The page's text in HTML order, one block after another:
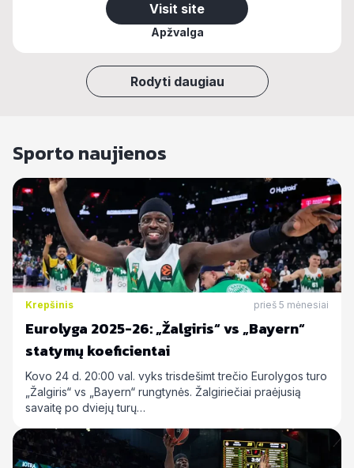
Visit site
Apžvalga
Rodyti daugiau
Sporto naujienos
Krepšinis prieš 5 mėnesiai
Eurolyga 2025-26: „Žalgiris“ vs „Bayern“
statymų koeficientai
Kovo 24 d. 20:00 val. vyks trisdešimt trečio Eurolygos turo
„Žalgiris“ vs „Bayern“ rungtynės. Žalgiriečiai praėjusią
savaitę po dviejų turų…